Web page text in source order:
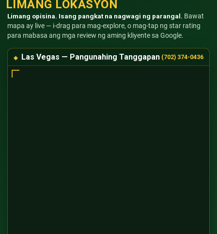
LIMANG LOKASYON
Limang opisina. Isang pangkat na nagwagi ng parangal. Bawat
mapa ay live — i-drag para mag-explore, o mag-tap ng star rating
para mabasa ang mga review ng aming kliyente sa Google.
Las Vegas — Pangunahing Tanggapan (702) 374-0436